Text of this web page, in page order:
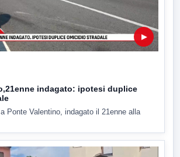
▶
indagato: ipotesi duplice
Ponte Valentino, indagato il 21enne alla